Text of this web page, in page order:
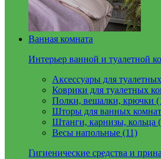
Ванная комната
Интерьер ванной и туалетной
Аксессуары для
Коврики для туалетных
Полки, вешалки, крючки
Шторы для ванных
Штанги, карнизы, кольца
Весы напольные (11)
Гигиенические средства и